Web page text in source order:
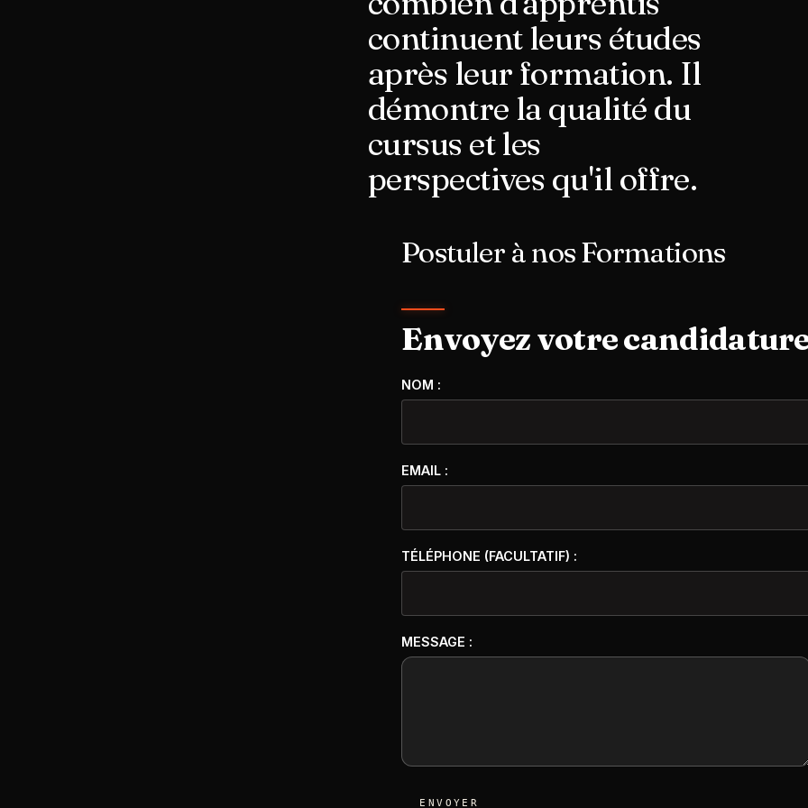
continuent leurs études
après leur formation. Il
démontre la qualité du
cursus et les
perspectives qu'il offre.
Postuler à nos Formations
Envoyez votre
NOM :
EMAIL :
TÉLÉPHONE (FACULTATIF) :
MESSAGE :
ENVOYER